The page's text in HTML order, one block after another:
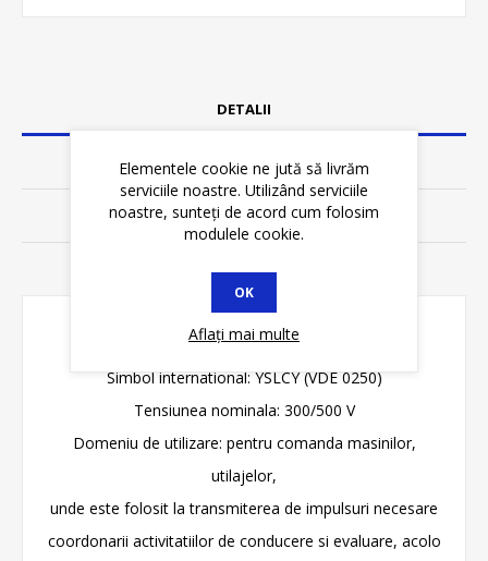
DETALII
SPECIFICATII
REVIEWS
CONTACT
Tip: cablu de semnalizare ecranat.
Simbol international: YSLCY (VDE 0250)
Tensiunea nominala: 300/500 V
Domeniu de utilizare: pentru comanda masinilor,
utilajelor,
unde este folosit la transmiterea de impulsuri necesare
coordonarii activitatiilor de conducere si evaluare, acolo
Elementele cookie ne jută să livrăm
serviciile noastre. Utilizând serviciile
noastre, sunteți de acord cum folosim
modulele cookie.
OK
Aflați mai multe